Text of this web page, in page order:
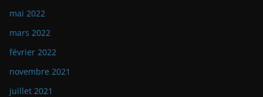
mai 2022
mars 2022
février 2022
novembre 2021
juillet 2021